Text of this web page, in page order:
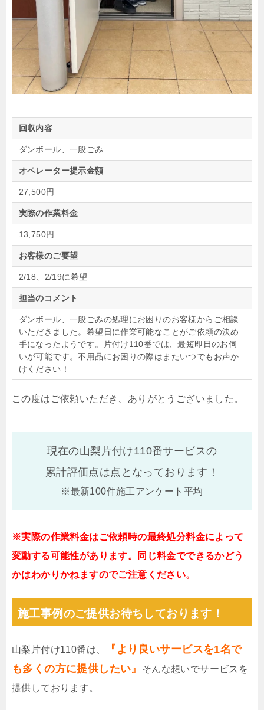
回収内容
ダンボール、一般ごみ
オペレーター提示金額
27,500円
実際の作業料金
13,750円
お客様のご要望
2/18、2/19に希望
担当のコメント
ダンボール、一般ごみの処理にお困りのお客様からご相談
いただきました。希望日に作業可能なことがご依頼の決め
手になったようです。片付け110番では、最短即日のお伺
いが可能です。不用品にお困りの際はまたいつでもお声か
けください！
この度はご依頼いただき、ありがとうございました。
現在の山梨片付け110番サービスの
累計評価点は点となっております！
※最新100件施工アンケート平均
※実際の作業料金はご依頼時の最終処分料金によって
変動する可能性があります。同じ料金でできるかどう
かはわかりかねますのでご注意ください。
施工事例のご提供お待ちしております！
山梨片付け110番は、
『より良いサービスを1名で
も多くの方に提供したい』
そんな想いでサービスを
提供しております。